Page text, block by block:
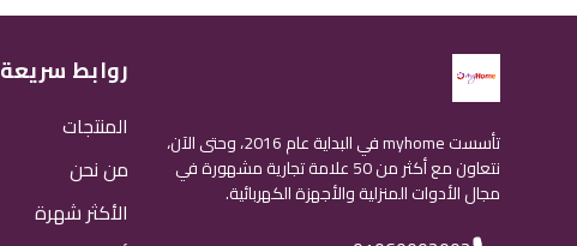
تأسست myhome في البداية عام 2016، وحتى الآن،
نتعاون مع أكثر من 50 علامة تجارية مشهورة في
مجال الأدوات المنزلية والأجهزة الكهربائية.
روابط سريعة
المنتجات
من نحن
الأكثر شهرة